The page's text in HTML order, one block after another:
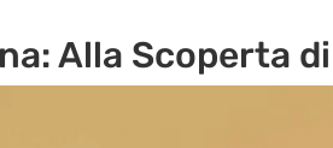
Alla Scoperta